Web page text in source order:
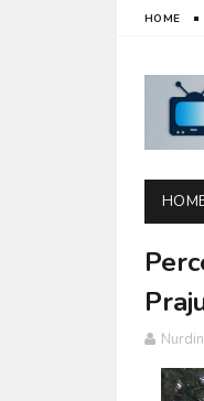
HOME
Nurdin